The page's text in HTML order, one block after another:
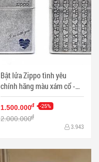
Bật lửa Zippo tình yêu
chính hãng màu xám cổ -
Mã SP: BL09099
1.500.000đ -25%
2.000.000đ
3.943